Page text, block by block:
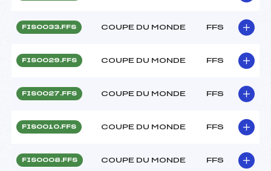
FIS0033.FFS COUPE DU MONDE FFS
FIS0029.FFS COUPE DU MONDE FFS
FIS0027.FFS COUPE DU MONDE FFS
FIS0010.FFS COUPE DU MONDE FFS
FIS0008.FFS COUPE DU MONDE FFS